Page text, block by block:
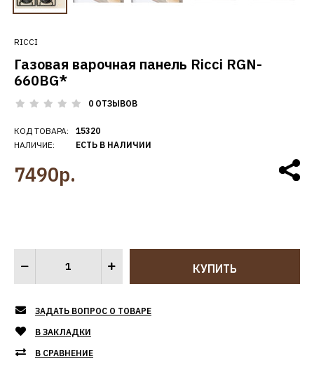
RICCI
Газовая варочная панель Ricci RGN-
660BG*
0 ОТЗЫВОВ
КОД ТОВАРА:
НАЛИЧИЕ:
15320
ЕСТЬ В НАЛИЧИИ
7490р.
ЗАДАТЬ ВОПРОС О ТОВАРЕ
В ЗАКЛАДКИ
В СРАВНЕНИЕ